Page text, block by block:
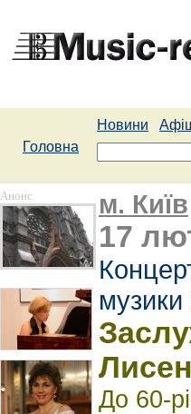
Новини
Головна
Анонс м. Київ
17
музики
До 60-